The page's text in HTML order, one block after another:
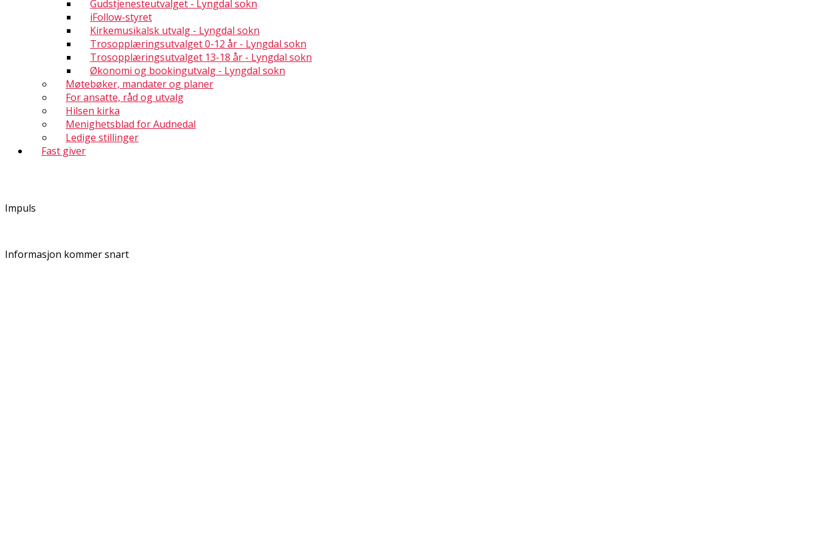
Gudstjenesteutvalget - Lyngdal sokn
iFollow-styret
Kirkemusikalsk utvalg - Lyngdal sokn
Trosopplæringsutvalget 0-12 år - Lyngdal sokn
Trosopplæringsutvalget 13-18 år - Lyngdal sokn
Økonomi og bookingutvalg - Lyngdal sokn
Møtebøker, mandater og planer
For ansatte, råd og utvalg
Hilsen kirka
Menighetsblad for Audnedal
Ledige stillinger
Fast giver
Impuls
Informasjon kommer snart